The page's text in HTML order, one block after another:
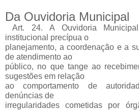
Da Ouvidoria Municipal
Art. 24. A Ouvidoria
institucional precípua o
planejamento, a coordenação e a
de atendimento ao
público, no que tange ao
sugestões em relação
ao comportamento de
denúncias de
irregularidades cometidas por